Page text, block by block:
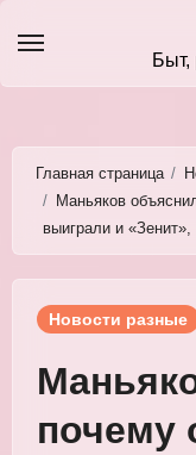
содержимому
Быт,
Главная страница
Маньяков
выиграли и
Новости разные
почему